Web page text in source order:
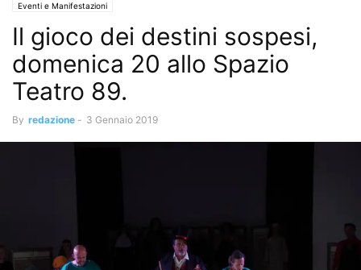
Eventi e Manifestazioni
Il gioco dei destini sospesi,
domenica 20 allo Spazio
Teatro 89.
By redazione - 3 Gennaio 2019